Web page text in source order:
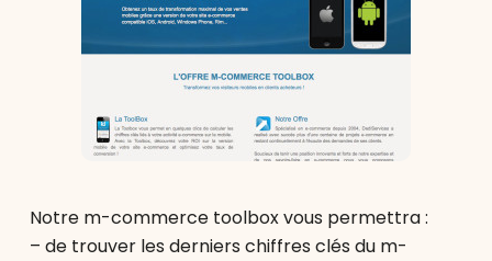
Notre m-commerce toolbox vous permettra :
– de trouver les derniers chiffres clés du m-